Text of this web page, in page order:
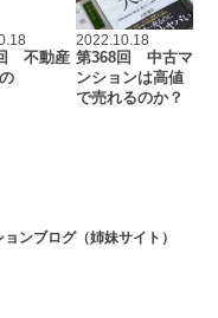
不動産
2022.10.18
第368回 中古マ
ンションは高値
で売れるのか？
ンブログ（姉妹サイト）